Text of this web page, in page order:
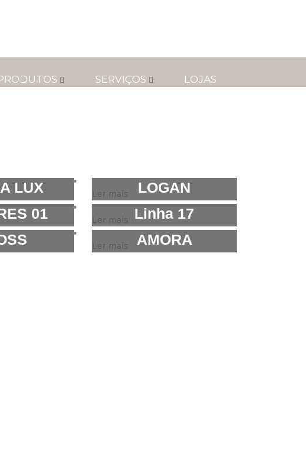
SERVIÇOS LOJAS
LUX Ler mais LOGAN
01 Ler mais Linha 17
Ler mais AMORA